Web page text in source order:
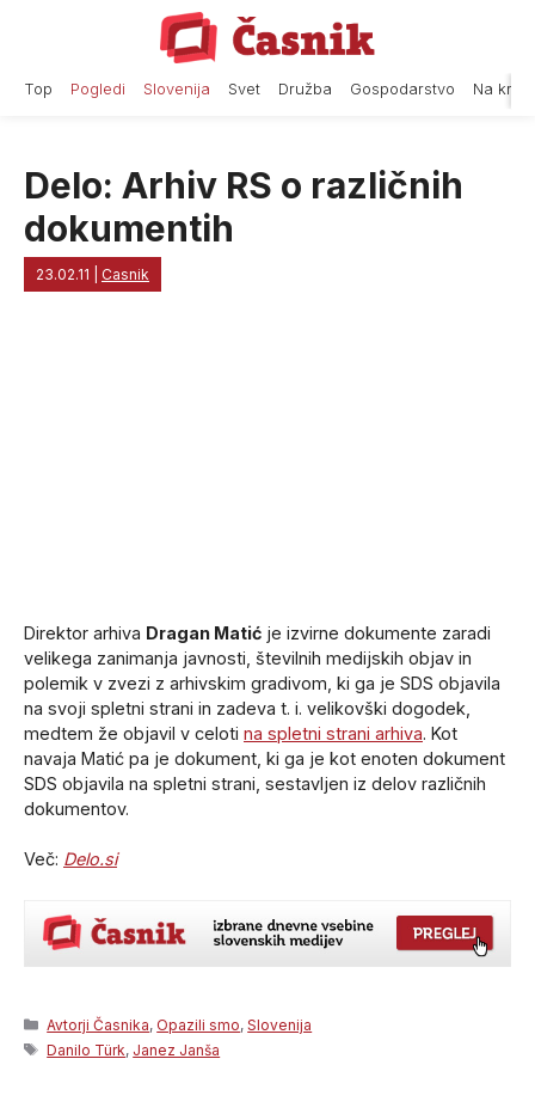
Top Pogledi Slovenija Svet Družba Gospodarstvo Na
Delo: Arhiv RS o različnih
dokumentih
23.02.11 Casnik
Direktor arhiva Dragan Matić je izvirne dokumente zaradi
velikega zanimanja javnosti, številnih medijskih objav in
polemik v zvezi z arhivskim gradivom, ki ga je SDS objavila
na svoji spletni strani in zadeva t. i. velikovški dogodek,
medtem že objavil v celoti na spletni strani arhiva. Kot
navaja Matić pa je dokument, ki ga je kot enoten dokument
SDS objavila na spletni strani, sestavljen iz delov različnih
dokumentov.
Več: Delo.si
Categories
Avtorji Časnika, Opazili smo,Slovenija
Tags
Danilo Türk, Janez Janša